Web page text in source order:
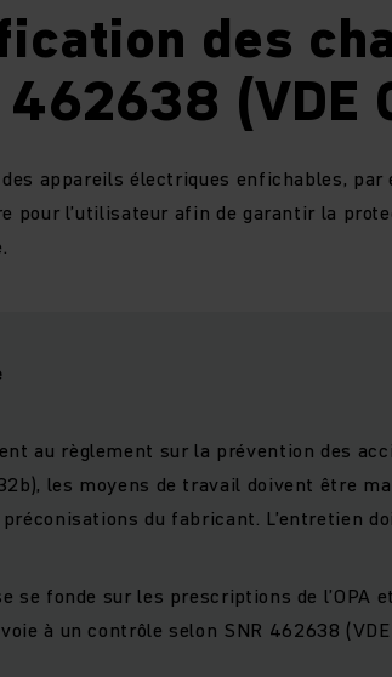
des
462638
appareils électriques enfichables,
pour l’utilisateur afin de garantir la
au règlement sur la prévention des
les moyens de travail doivent être
du fabricant. L’entretien
se fonde sur les prescriptions de l’OPA
à un contrôle selon SNR 462638